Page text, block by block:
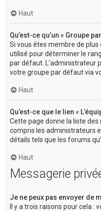
Haut
Qu’est-ce qu’un « Groupe
Si vous êtes membre de plus
utilisé pour déterminer le
par défaut. L’administrateur
votre groupe par défaut via
Haut
Qu’est-ce que le lien «
Cette page donne la liste
compris les administrateurs
détails tels que les forums
Haut
Messagerie
Je ne peux pas envoyer de
Il y a trois raisons pour cela :